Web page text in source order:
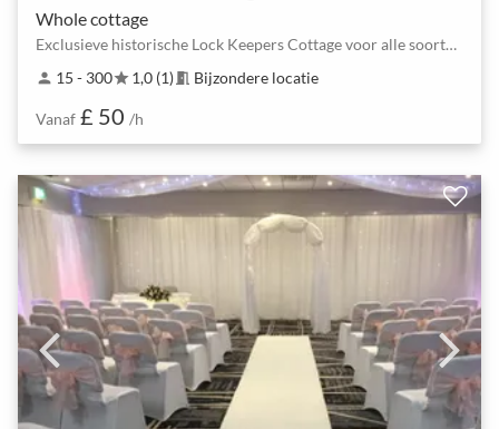
Whole cottage
Exclusieve historische Lock Keepers Cottage voor alle soorten evenementen
person 15 - 300star1,0 (1) meeting_room Bijzondere locatie
Vanaf £ 50 /h